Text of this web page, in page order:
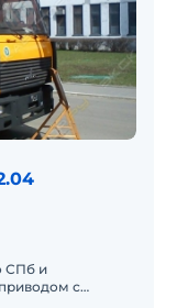
СПб и
с